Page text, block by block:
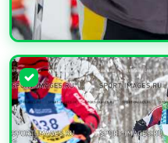
УВЕЛИЧИТЬ